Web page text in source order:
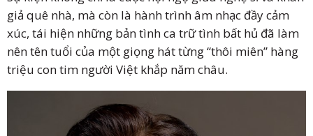
giả quê nhà, mà còn là hành trình âm nhạc đầy cảm
xúc, tái hiện những bản tình ca trữ tình bất hủ đã làm
nên tên tuổi của một giọng hát từng “thôi miên” hàng
triệu con tim người Việt khắp năm châu.